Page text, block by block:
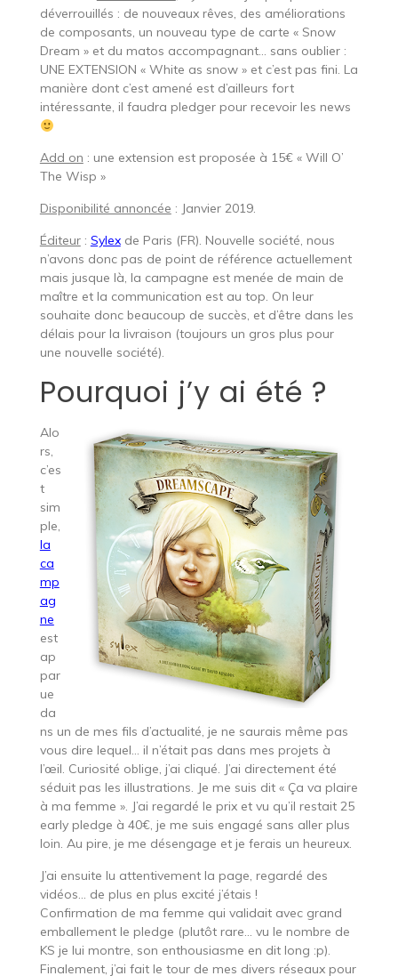
déverrouillés : de nouveaux rêves, des améliorations
de composants, un nouveau type de carte « Snow
Dream » et du matos accompagnant… sans oublier :
UNE EXTENSION « White as snow » et c’est pas fini. La
manière dont c’est amené est d’ailleurs fort
intéressante, il faudra pledger pour recevoir les news
Add on : une extension est proposée à 15€ « Will O’
The Wisp »
Disponibilité annoncée : Janvier 2019.
Éditeur: Sylexde Paris (FR). Nouvelle société, nous
n’avons donc pas de point de référence actuellement
mais jusque là, la campagne est menée de main de
maître et la communication est au top. On leur
souhaite donc beaucoup de succès, et d’être dans les
délais pour la livraison (toujours un gros plus pour
une nouvelle société).
Pourquoi j’y ai été ?
Alo
rs,
c’es
t
sim
ple,
la
ca
mp
ag
ne
est
ap
par
ue
da
ns un de mes fils d’actualité, je ne saurais même pas
vous dire lequel… il n’était pas dans mes projets à
l’œil. Curiosité oblige, j’ai cliqué. J’ai directement été
séduit pas les illustrations. Je me suis dit « Ça va plaire
à ma femme ». J’ai regardé le prix et vu qu’il restait 25
early pledge à 40€, je me suis engagé sans aller plus
loin. Au pire, je me désengage et je ferais un heureux.
J’ai ensuite lu attentivement la page, regardé des
vidéos… de plus en plus excité j’étais !
Confirmation de ma femme qui validait avec grand
emballement le pledge (plutôt rare… vu le nombre de
KS je lui montre, son enthousiasme en dit long :p).
Finalement, j’ai fait le tour de mes divers réseaux pour